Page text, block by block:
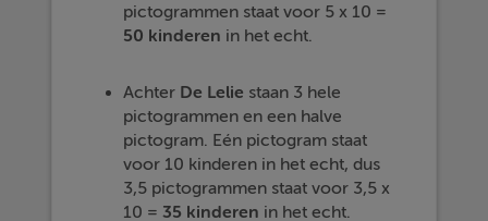
pictogrammen staat voor 5 x 10 =
50 kinderen in het echt.
Achter De Lelie staan 3 hele
pictogrammen en een halve
pictogram. Eén pictogram staat
voor 10 kinderen in het echt, dus
3,5 pictogrammen staat voor 3,5 x
10 =35 kinderen in het echt.